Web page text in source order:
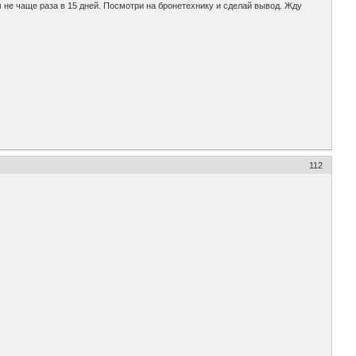
чаще раза в 15 дней. Посмотри на бронетехнику и сделай вывод. Жду
112